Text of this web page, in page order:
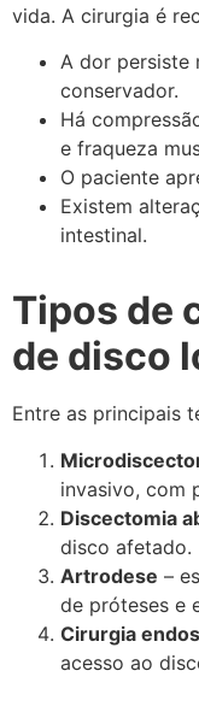
vida. A cirurgia é
A dor persiste
conservador.
Há
e fraqueza
O paciente
Existem
intestinal.
Tipos de
de disco
Entre as principais
invasivo, com
Discectomia
disco afetado.
Artrodese –
de próteses e
Cirurgia
acesso ao